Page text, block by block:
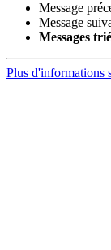
Message
Message
Messages
Plus d'informations